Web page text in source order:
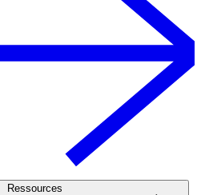
Ressources